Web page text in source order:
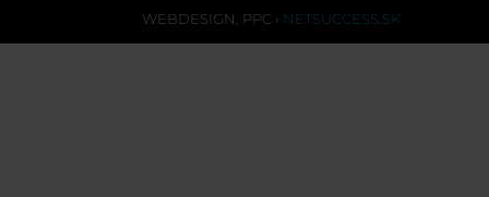
WEBDESIGN, PPC › NETSUCCESS.SK